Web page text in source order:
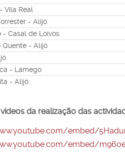
Vila Real
- Alijó
Casal de Loivos
Quente - Alijó
- Lamego
- Alijó
da realização das
embed/
embed/